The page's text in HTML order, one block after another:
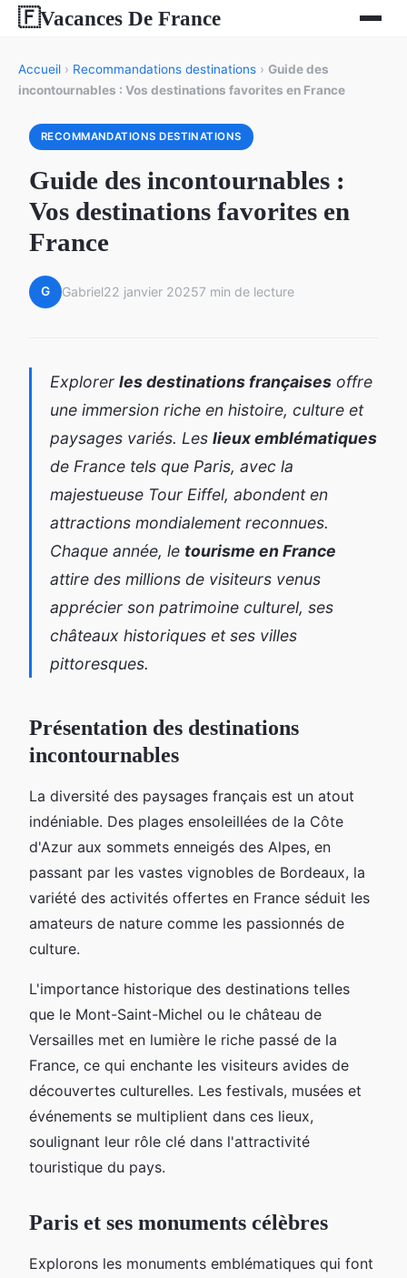
🇫Vacances De France
Accueil › Recommandations destinations › Guide des
incontournables : Vos destinations favorites en France
RECOMMANDATIONS DESTINATIONS
Guide des incontournables :
Vos destinations favorites en
France
G Gabriel22 janvier 20257 min de lecture
Explorer les destinations françaises offre
une immersion riche en histoire, culture et
paysages variés. Les lieux emblématiques
de France tels que Paris, avec la
majestueuse Tour Eiffel, abondent en
attractions mondialement reconnues.
Chaque année, le tourisme en France
attire des millions de visiteurs venus
apprécier son patrimoine culturel, ses
châteaux historiques et ses villes
pittoresques.
Présentation des destinations
incontournables
La diversité des paysages français est un atout
indéniable. Des plages ensoleillées de la Côte
d'Azur aux sommets enneigés des Alpes, en
passant par les vastes vignobles de Bordeaux, la
variété des activités offertes en France séduit les
amateurs de nature comme les passionnés de
culture.
L'importance historique des destinations telles
que le Mont-Saint-Michel ou le château de
Versailles met en lumière le riche passé de la
France, ce qui enchante les visiteurs avides de
découvertes culturelles. Les festivals, musées et
événements se multiplient dans ces lieux,
soulignant leur rôle clé dans l'attractivité
touristique du pays.
Paris et ses monuments célèbres
Explorons les monuments emblématiques qui font